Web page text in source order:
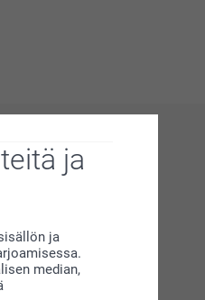
ja
ja
median,